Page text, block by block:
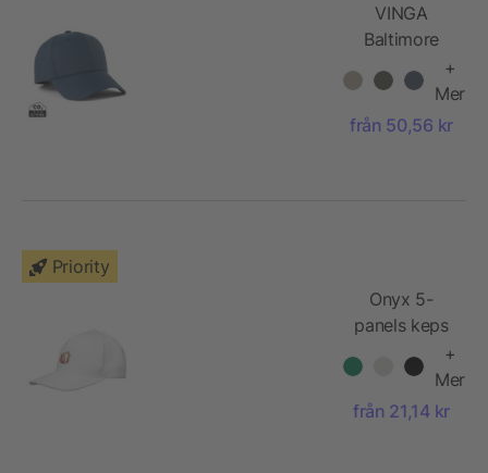
VINGA
Baltimore
återvunnen
PET keps
+
Mer
från 50,56 kr
Priority
Onyx 5-
panels keps
av Aware™-
återvunnet
material
+
Mer
från 21,14 kr